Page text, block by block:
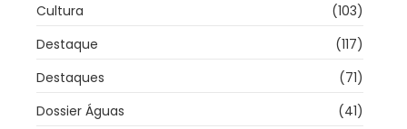
Cultura
(103)
Destaque
(117)
Destaques
(71)
Dossier Águas
(41)